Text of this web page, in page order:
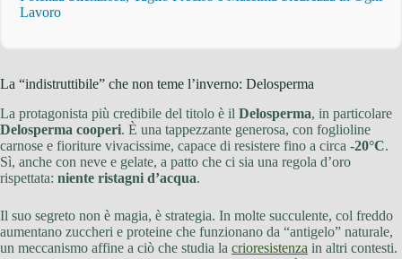
Lavoro
La “indistruttibile” che non teme l’inverno: Delosperma
La protagonista più credibile del titolo è il Delosperma, in particolare
Delosperma cooperi. È una tappezzante generosa, con foglioline
carnose e fioriture vivacissime, capace di resistere fino a circa -20°C.
Sì, anche con neve e gelate, a patto che ci sia una regola d’oro
rispettata: niente ristagni d’acqua.
Il suo segreto non è magia, è strategia. In molte succulente, col freddo
aumentano zuccheri e proteine che funzionano da “antigelo” naturale,
un meccanismo affine a ciò che studia la crioresistenza in altri contesti.